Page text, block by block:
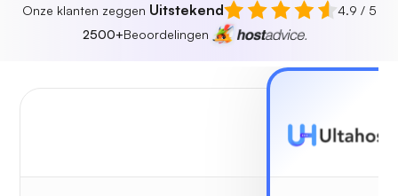
Onze klanten zeggen Uitstekend
4.9 / 5
2500+Beoordelingen